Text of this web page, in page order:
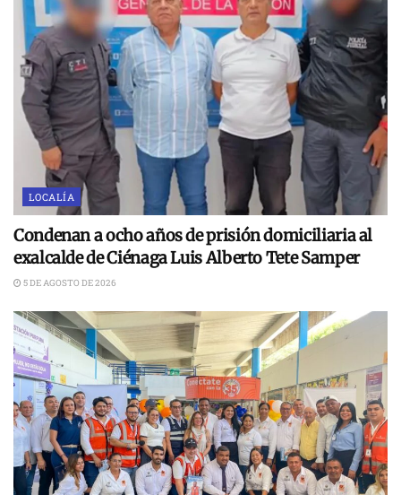
LOCALÍA
Condenan a ocho años de prisión domiciliaria al
exalcalde de Ciénaga Luis Alberto Tete Samper
5 DE AGOSTO DE 2026